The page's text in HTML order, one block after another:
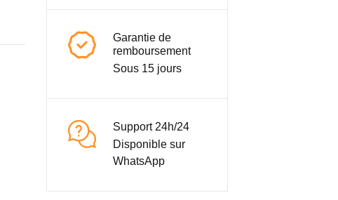
Garantie de
remboursement
Sous 15 jours
Support 24h/24
Disponible sur
WhatsApp